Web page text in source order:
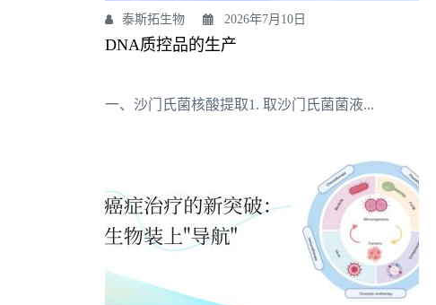
泰斯拓生物 2026年7月10日
DNA质控品的生产
一、沙门氏菌核酸提取1. 取沙门氏菌菌液...